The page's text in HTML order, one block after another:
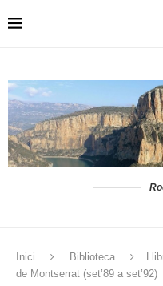
Inici Biblioteca
de Montserrat (set’89 a set’92)